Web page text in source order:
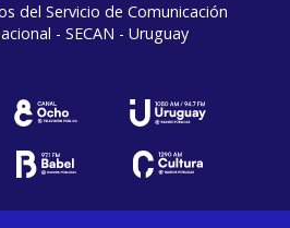
del Servicio de Comunicación
- SECAN - Uruguay